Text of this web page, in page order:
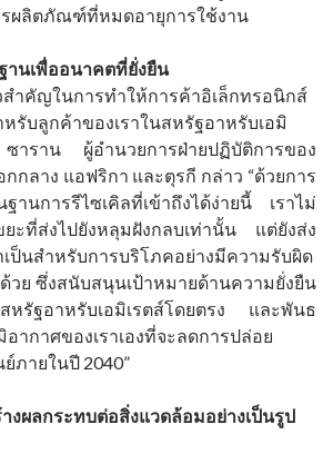
ผลิตภัณฑ์ที่หมดอายุการใช้งาน
านเพื่ออนาคตที่ยั่งยืน
สำคัญในการทำให้การค้าอิเล็กทรอนิกส์
หรับลูกค้าของเราในสหรัฐอาหรับเอมิ
ราน ผู้อำนวยการฝ่ายปฏิบัติการของ
กกลาง แอฟริกา และตุรกี กล่าว “ด้วยการ
ฐานการรีไซเคิลที่เข้าถึงได้ง่ายนี้ เราไม่
ะที่ส่งไปยังหลุมฝังกลบเท่านั้น แต่ยังส่ง
เป็นสำหรับการบริโภคอย่างมีความรับผิด
วย ซึ่งสนับสนุนเป้าหมายด้านความยั่งยืน
หรัฐอาหรับเอมิเรตส์โดยตรง และพันธ
กาศของเราเองที่จะลดการปล่อย
ภายในปี 2040”
งผลกระทบต่อสิ่งแวดล้อมอย่างเป็นรูป